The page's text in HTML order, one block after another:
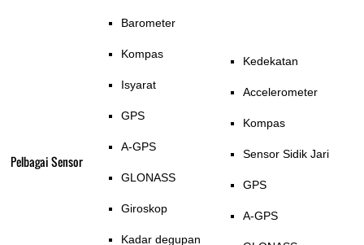
Pelbagai Sensor
Barometer
Kompas
Isyarat
GPS
A-GPS
GLONASS
Giroskop
Kadar degupan
Kedekatan
Accelerometer
Kompas
Sensor Sidik Jari
GPS
A-GPS